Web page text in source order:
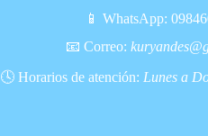
📱 WhatsApp:
📧 Correo:
🕓 Horarios de atención: Lunes a